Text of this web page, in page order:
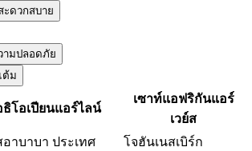
ะดวกสบาย
ามปลอดภัย
ต้ม
ธิโอเปียนแอร์ไลน์
เซาท์แอฟริกันแอร์
เวย์ส
าบาบา ประเทศ
โจฮันเนสเบิร์ก